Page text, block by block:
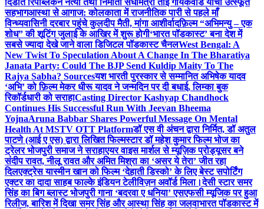
सहभागआस्था से आगाज: कोलकाता में राजनीतिक पारी से पहले माँ
विन्ध्यवासिनी दरबार पहुंचे कुलदीप मैती, मांगा आशीर्वादफ़िल्म “अभिमन्यु – एक
शोध” की शूटिंग जुलाई के आखिर में शुरू होगी‘भारत पॉडकास्ट’ बना देश में
सबसे ज्यादा देखे जाने वाला डिजिटल पॉडकास्ट चैनलWest Bengal: A
New Twist To Speculation About A Change In The Bharatiya
Janata Party: Could The BJP Send Kuldip Maity To The
Rajya Sabha? Sourcesयश भारती पुरस्कार से सम्मानित अभिषेक यादव
‘अभि’ को फ़िल्म मेकर धीरू यादव ने जन्मदिन पर दी बधाई, लिम्का बुक
रिकॉर्डधारी को सराहाCasting Director Kashyap Chandhock
Continues His Successful Run With Jeevan Bheema
YojnaAruna Babbar Shares Powerful Message On Mental
Health At MSTV OTT Platformडॉ एस वी अंचन द्वारा निर्मित, डॉ अतुल
पाटणे (आई ए एस) द्वारा लिखित फिल्मस्टार डॉ महेश कुमार फिल्म भोज का
ट्रेलर भोजपुरी समाज ने सराहाएयर वाइस मार्शल से म्यूज़िक प्रोड्यूसर बने
संदीप रावत, नीलू रावत और अमित मिश्रा का ‘असर ये तेरा’ जीत रहा
दिलएक्ट्रेस यास्मीन खान को फिल्म ‘देहाती डिस्को’ के लिए बेस्ट सपोर्टिंग
एक्टर का दादा साहब फाल्के इंडियन टेलीविज़न अवॉर्ड मिला।देसी स्टार समर
सिंह का बिग ब्लास्ट भोजपुरी गाना ‘बदरवा ए धनिया’ एसएफसी म्यूजिक पर हुआ
रिलीज, बारिश में दिखा समर सिंह और आस्था सिंह का जलवाभारत पॉडकास्ट में